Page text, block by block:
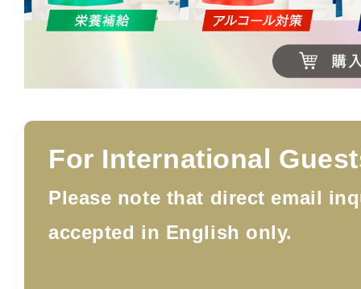
For International
Please note that direct email
accepted in English only.